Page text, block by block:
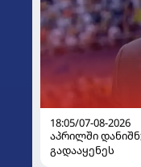
18:05/07-08-2026
აპრილში
გადააყენეს